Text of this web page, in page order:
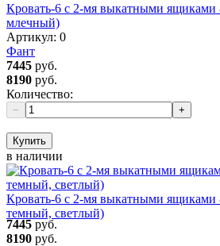
Кровать-6 с 2-мя выкатными ящиками
млечный)
Артикул: 0
Фант
7445 руб.
8190 руб.
Количество:
− +
Купить
в наличии
Кровать-6 с 2-мя выкатными ящиками
темный, светлый)
7445 руб.
8190 руб.